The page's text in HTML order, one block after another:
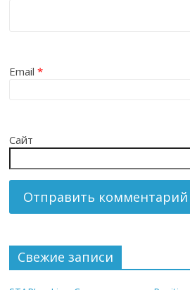
Email*
Сайт
Свежие записи